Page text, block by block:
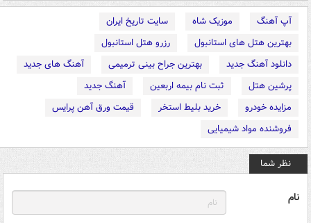
آپ آهنگ موزیک شاه
سایت تاریخ ایران
بهترین هتل های استانبول
رزرو هتل استانبول
دانلود آهنگ جدید
بهترین جراح بینی ترمیمی
آهنگ های جدید
پرشین هتل
ثبت نام بیمه اربعین
آهنگ جدید
مزایده خودرو
خرید بلیط استخر
قیمت ورق آهن پرایس
فروشنده مواد شیمیایی
نظر شما
نام